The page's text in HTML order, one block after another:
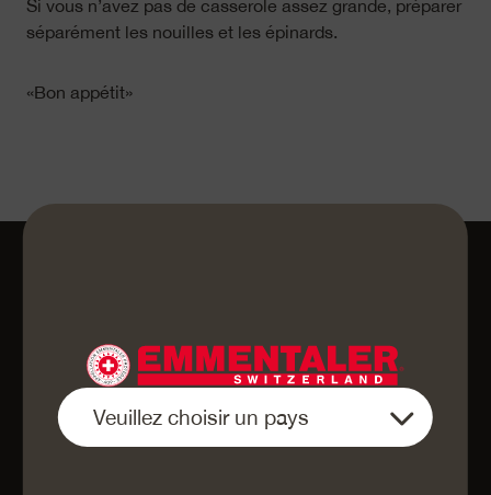
Si vous n’avez pas de casserole assez grande, préparer
séparément les nouilles et les épinards.
«Bon appétit»